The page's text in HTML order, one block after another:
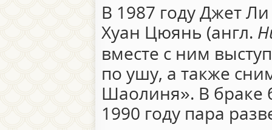
В 1987 году Джет
Хуан Цюянь (англ.
вместе с ним
по ушу, а также
Шаолиня». В браке
1990 году пара